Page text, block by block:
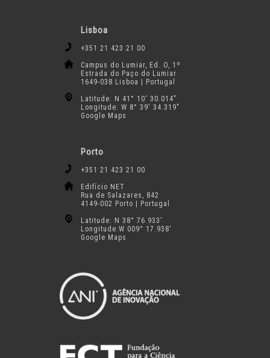
Lisboa
+351 21 423 21 00
Campus do Lumiar, Ed. O, 1º
Estrada do Paço do Lumiar
1649-038 Lisboa | Portugal
Latitude: N 41° 10′ 30.014″
Longitude: W 8° 39′ 34.319″
Google Maps
Porto
+351 21 423 21 00
Edifício NET
Rua de Salazares, 842
4149-002 Porto | Portugal
Latitude: N 38° 76.933′
Longitude:W 009° 17.938′
Google Maps